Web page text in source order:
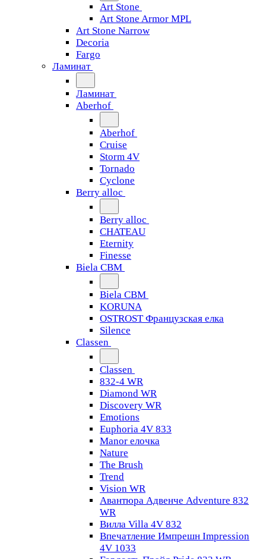
Art Stone
Art Stone Armor MPL
Art Stone Narrow
Decoria
Fargo
Ламинат
Ламинат
Aberhof
Aberhof
Cruise
Storm 4V
Tornado
Сyclone
Berry alloc
Berry alloc
CHATEAU
Eternity
Finesse
Biela CBM
Biela CBM
KORUNA
OSTROST Французская елка
Silence
Classen
Classen
832-4 WR
Diamond WR
Discovery WR
Emotions
Euphoria 4V 833
Manor елочка
Nature
The Brush
Trend
Vision WR
Авантюра Адвенче Adventure 832
WR
Вилла Villa 4V 832
Впечатление Импрешн Impression
4V 1033